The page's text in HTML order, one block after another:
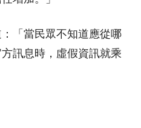
「當民眾不知道應從哪
訊息時，虛假資訊就乘